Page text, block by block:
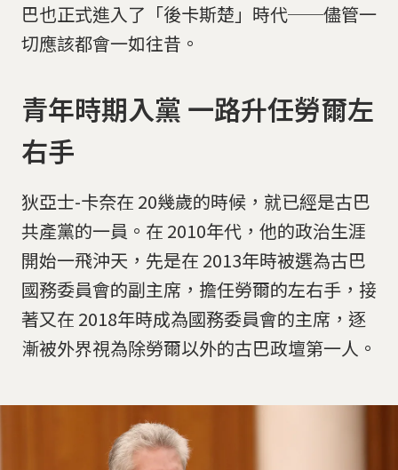
巴也正式進入了「後卡斯楚」時代──儘管一
切應該都會一如往昔。
青年時期入黨 一路升任勞爾左
右手
狄亞士-卡奈在 20幾歲的時候，就已經是古巴
共產黨的一員。在 2010年代，他的政治生涯
開始一飛沖天，先是在 2013年時被選為古巴
國務委員會的副主席，擔任勞爾的左右手，接
著又在 2018年時成為國務委員會的主席，逐
漸被外界視為除勞爾以外的古巴政壇第一人。